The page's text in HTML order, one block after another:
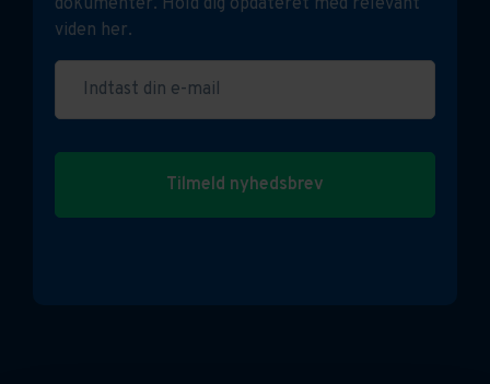
dokumenter. Hold dig opdateret med relevant
viden her.
Indtast din e-mail
Tilmeld nyhedsbrev